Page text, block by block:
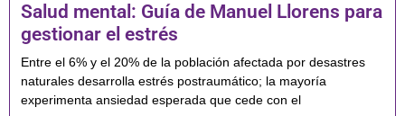
Salud mental: Guía de Manuel Llorens para
gestionar el estrés
Entre el 6% y el 20% de la población afectada por desastres
naturales desarrolla estrés postraumático; la mayoría
experimenta ansiedad esperada que cede con el